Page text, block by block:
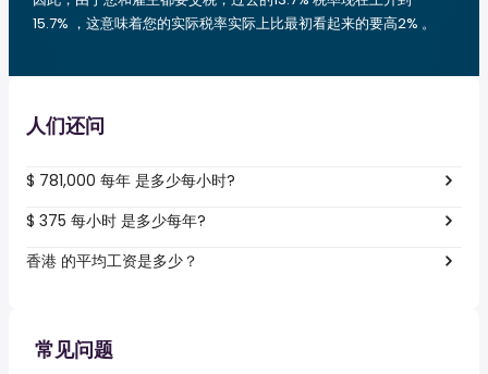
15.7% ，这意味着您的实际税率实际上比最初看起来的要高2% 。
人们还问
$ 781,000 每年 是多少每小时?
$ 375 每小时 是多少每年?
香港 的平均工资是多少？
常见问题